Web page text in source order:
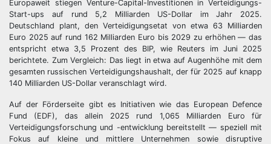
Europaweit stiegen Venture-Capital-Investitionen in Verteidigungs-
Start-ups auf rund 5,2 Milliarden US-Dollar im Jahr 2025.
Deutschland plant, den Verteidigungsetat von etwa 63 Milliarden
Euro 2025 auf rund 162 Milliarden Euro bis 2029 zu erhöhen — das
entspricht etwa 3,5 Prozent des BIP, wie Reuters im Juni 2025
berichtete. Zum Vergleich: Das liegt in etwa auf Augenhöhe mit dem
gesamten russischen Verteidigungshaushalt, der für 2025 auf knapp
140 Milliarden US-Dollar veranschlagt wird.
Auf der Förderseite gibt es Initiativen wie das European Defence
Fund (EDF), das allein 2025 rund 1,065 Milliarden Euro für
Verteidigungsforschung und -entwicklung bereitstellt — speziell mit
Fokus auf kleine und mittlere Unternehmen sowie disruptive